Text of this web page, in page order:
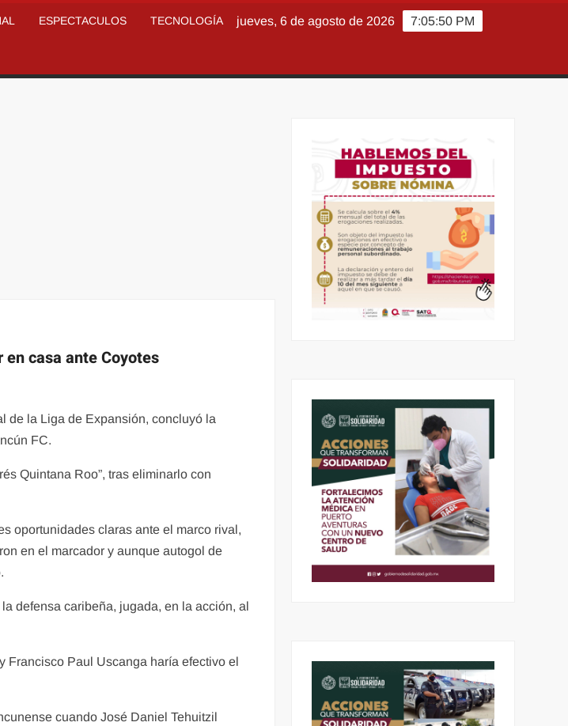
ESPECTACULOS TECNOLOGÍA 7:05:51 PM
jueves, 6 de agosto de 2026
en casa ante Coyotes
de la Liga de Expansión, concluyó la
FC.
Quintana Roo”, tras eliminarlo con
oportunidades claras ante el marco rival,
en el marcador y aunque autogol de
defensa caribeña, jugada, en la acción, al
Francisco Paul Uscanga haría efectivo el
cuando José Daniel Tehuitzil